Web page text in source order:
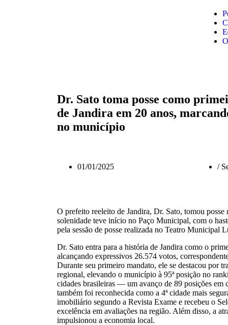
Dr. Sato toma posse como
de Jandira em 20 anos,
no município
01/01/2025 /
O prefeito reeleito de Jandira, Dr. Sato, tomou posse
solenidade teve início no Paço Municipal, com o
pela sessão de posse realizada no Teatro Municipal
Dr. Sato entra para a história de Jandira como o
alcançando expressivos 26.574 votos,
Durante seu primeiro mandato, ele se destacou por
regional, elevando o município à 95ª posição no
cidades brasileiras — um avanço de 89 posições em
também foi reconhecida como a 4ª cidade mais
imobiliário segundo a Revista Exame e recebeu o
excelência em avaliações na região. Além disso, a
impulsionou a economia local.